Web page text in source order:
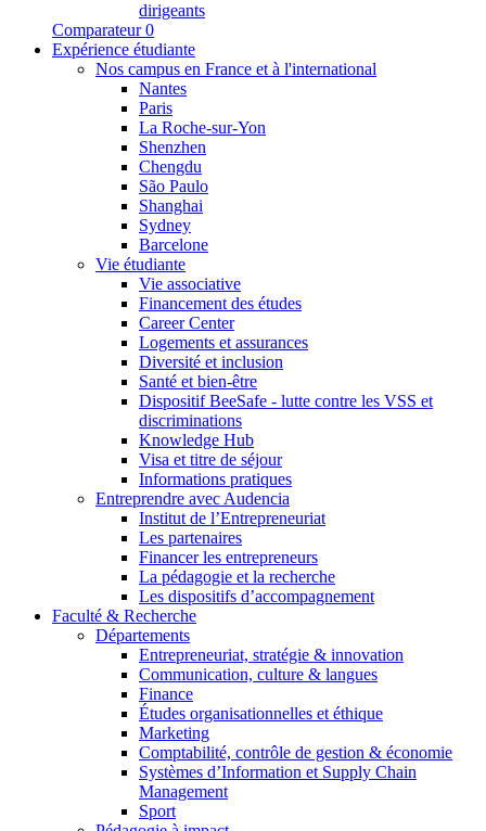
dirigeants
Comparateur 0
Expérience étudiante
Nos campus en France et à l'international
Nantes
Paris
La Roche-sur-Yon
Shenzhen
Chengdu
São Paulo
Shanghai
Sydney
Barcelone
Vie étudiante
Vie associative
Financement des études
Career Center
Logements et assurances
Diversité et inclusion
Santé et bien-être
Dispositif BeeSafe - lutte contre les VSS et
discriminations
Knowledge Hub
Visa et titre de séjour
Informations pratiques
Entreprendre avec Audencia
Institut de l’Entrepreneuriat
Les partenaires
Financer les entrepreneurs
La pédagogie et la recherche
Les dispositifs d’accompagnement
Faculté & Recherche
Départements
Entrepreneuriat, stratégie & innovation
Communication, culture & langues
Finance
Études organisationnelles et éthique
Marketing
Comptabilité, contrôle de gestion & économie
Systèmes d’Information et Supply Chain
Management
Sport